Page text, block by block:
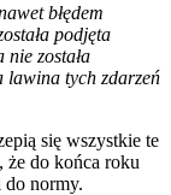
błędem
podjęta
została
lawina tych zdarzeń
się wszystkie te
że do końca roku
normy.